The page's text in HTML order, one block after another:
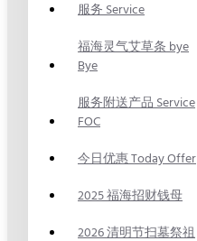
服务 Service
福海灵气艾草条 bye
Bye
服务附送产品 Service
FOC
今日优惠 Today Offer
2025 福海招财钱母
2026 清明节扫墓祭祖